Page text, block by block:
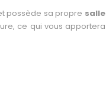
possède sa propre salle
ce qui vous apportera